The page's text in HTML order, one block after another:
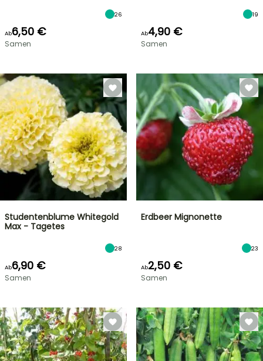
26
Ab6,50 €
Samen
19
Ab4,90 €
Samen
Studentenblume Whitegold
Max - Tagetes
28
Ab6,90 €
Samen
Erdbeer Mignonette
23
Ab2,50 €
Samen